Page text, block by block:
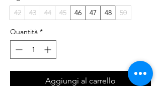
42
43 44 45 46 47 48 50
Quantità *
Aggiungi al carrello